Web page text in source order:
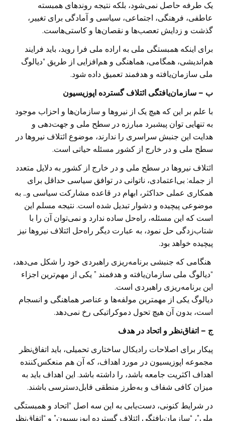
یک طرفه حاصل نمی‌شود، بلکه نتیجه روندهای همبسته
عاطفی، فرهنگی، اجتماعی، سیاسی و آمادگی برای تغییر،
گذشت و زدایش تعصب‌ها و نقصان‌ها و کاستی‌هاست.
برای اینکه همبستگی ملی به اراده ملی فرا روید، باید فرایند
هم‌اندیشی، همگامی، هماهنگی و هم‌افزایی از طریق “‌دیالوگ
ملی سازمان‌یافته و هدفمند تعمیق داده شود.
ب – سازمان‌یافتگی ائتلاف گسترده اپوزیسیون
با علم بر این که هیچ یک از نیروها و سازمان‌ها و احزاب موجود
به تنهایی توان پیشبرد مبارزه در سطح ملی و جهت‌دهی و
هدایت این جنبش سراسری را ندارند، موضوع ائتلاف نیروها در
سطح ملی و در خارج از کشور مسئله حیاتی است.
ائتلاف نیروها در سطح ملی و در خارج از کشور به دلایل متعدد
از جمله: بی‌اعتمادی، ناتوانی در توافق سیاسی حداقل برای
همکاری عملی حداکثر، ابهام در قاعده مشارکت سیاسی و… به
موضوعی پیچیده و دشوار تبدیل شده است. نتیجه مسلم این
است که این مسئله، راه‌حل ساده ندارد و نمی‌توان آن را با
شتاب‌زدگی حل نمود، به عبارت دیگر راه‌حل ائتلاف نیرو‌ها نیز
پیچیده خواهد بود.
هنگامی که جنبشی برنامه‌ریزی راهبردی خود را شکل می‌دهد،
“‌دیالوگ ملی سازمان‌یافته و هدفمند ” یکی از مهم‌ترین اجزاء
این برنامه‌ریزی راهبردی است.
دیالوگ یکی از مهمترین مو‌لفه‌ها و عناصر هماهنگی و انسجام
است، بدون آن هیچ تحول دموکراتیکی رخ نمی‌دهد.
ج – اتفاق‌نظر و اتحاد در هدف
پیکار برای اصلاحات رادیکال ساختاری تحمیلی، باید اتفاق‌نظر
مجموعه اپوزیسیون در مورد اهداف، که آن هم منعکس‌کننده
اهداف اکثریت جامعه باشد، را داشته باشد. این اهداف باید به
میزان کافی شفاف و به‌طرز منطقی قابل‌دسترسی باشند.
در شرایط کنونی، دست‌یابی به این سه اصل “اتحاد و همبستگی
ملی”، “سازمان‌یافتگی ائتلاف گسترده اپوزیسیون” و “اتفاق‌نظر